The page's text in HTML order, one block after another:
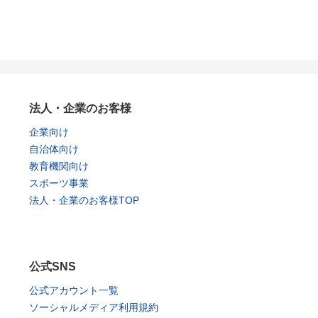
法人・企業のお客様
企業向け
自治体向け
教育機関向け
スポーツ事業
法人・企業のお客様TOP
公式SNS
公式アカウント一覧
ソーシャルメディア利用規約